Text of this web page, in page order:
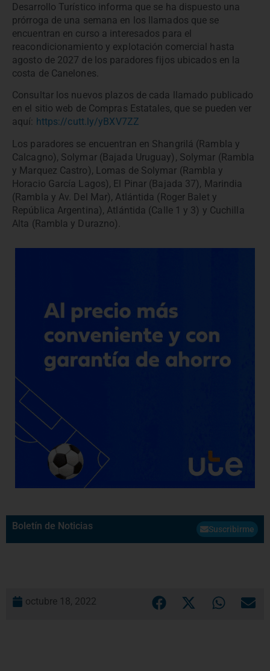
Desarrollo Turístico informa que se ha dispuesto una
prórroga de una semana en los llamados que se
encuentran en curso a interesados para el
reacondicionamiento y explotación comercial hasta
agosto de 2027 de los paradores fijos ubicados en la
costa de Canelones.
Consultar los nuevos plazos de cada llamado publicado
en el sitio web de Compras Estatales, que se pueden ver
aquí: https://cutt.ly/yBXV7ZZ
Los paradores se encuentran en Shangrilá (Rambla y
Calcagno), Solymar (Bajada Uruguay), Solymar (Rambla
y Marquez Castro), Lomas de Solymar (Rambla y
Horacio García Lagos), El Pinar (Bajada 37), Marindia
(Rambla y Av. Del Mar), Atlántida (Roger Balet y
República Argentina), Atlántida (Calle 1 y 3) y Cuchilla
Alta (Rambla y Durazno).
Boletín de Noticias Suscribirme
octubre 18, 2022